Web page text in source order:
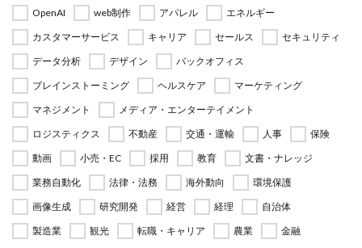
OpenAI web制作 アパレル
エネルギー
カスタマーサービス
キャリア セールス
セキュリティ
データ分析
デザイン
バックオフィス
ブレインストーミング
ヘルスケア
マーケティング
マネジメント
メディア・エンターテイメント
ロジスティクス
不動産 交通・運輸 人事
保険
動画
小売・EC 採用 教育
文書・ナレッジ
業務自動化
法律・法務 海外動向
環境保護
画像生成
研究開発 経営 経理
自治体
製造業
観光 転職・キャリア 農業 金融